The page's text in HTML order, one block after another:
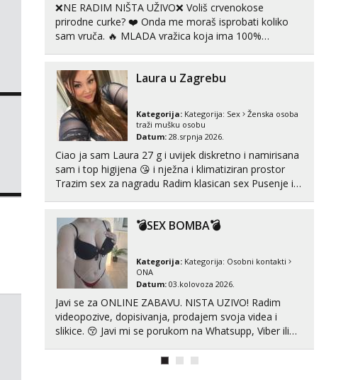
Alisa
Čekam tvoj poziv!
Vanesa
Čekam tvoj poziv!
Tel: 064/677-677
- Kod: #74
tel:0,93€ - mob:1,12€ min
Zara
Čekam tvoj poziv!
Anđela
Čekam tvoj poziv!
064/677-677
- Kod: #142
tel:0,93€ - mob:1,12€ min
Mira
Čekam tvoj poziv!
tel:0,93€ - mob:1,12€ min
❌NE RADIM NIŠTA UŽIVO❌ Voliš crvenokose
prirodne curke? ❤️ Onda me moraš isprobati koliko
sam vruča.‎ ️‍🔥 MLADA vražica koja ima 100%
možeš pranaći nešto po svojoj mjeri. Sexi videa s
kolegica...
Laura u Zagrebu
Kategorija: Kategorija: Sex
Ženska osoba
traži mušku osobu
Datum: 28.srpnja 2026.
Ciao ja sam Laura 27 g i uvijek diskretno i namirisana
sam i top higijena 😘 i nježna i klimatiziran prostor
Trazim sex za nagradu Radim klasican sex Pusenje i
neljubim se Wha...💣SEX BOMBA💣
Kategorija: Kategorija: Osobni kontakti
ONA
Datum: 03.kolovoza 2026.
Javi se za ONLINE ZABAVU. NISTA UZIVO! Radim
videopozive, dopisivanja, prodajem svoja videa i
slikice. 😚 Javi mi se porukom na Whatsupp, Viber ili